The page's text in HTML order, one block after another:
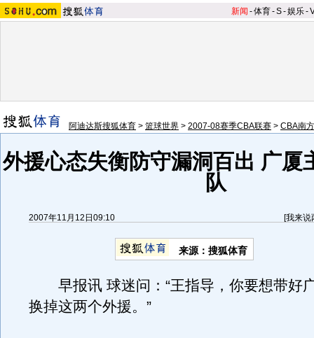
新闻 -体育-S-娱乐-
阿迪达斯搜狐体育 > 篮球世界 > 2007-08赛季CBA联赛 > CBA南
外援心态失衡防守漏洞百出 广厦
队
2007年11月12日09:10 [我来说
来源：搜狐体育
早报讯 球迷问：“王指导，你要想带好
换掉这两个外援。”